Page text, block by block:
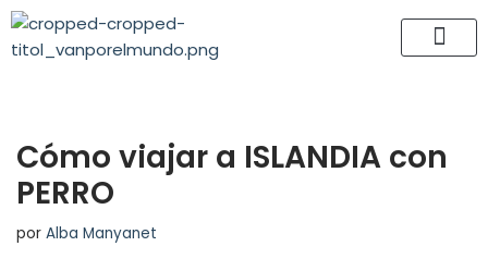
Saltar
Cómo viajar a ISLANDIA con
PERRO
por Alba Manyanet